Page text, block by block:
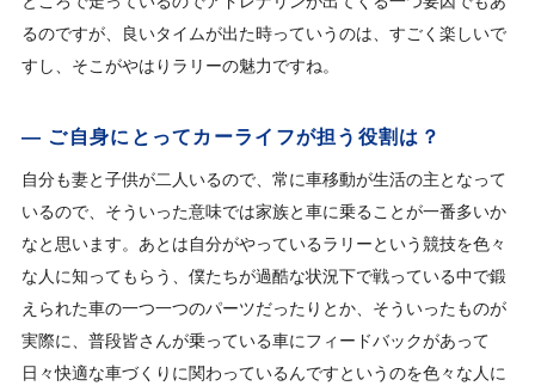
るのですが、良いタイムが出た時っていうのは、すごく楽しいで
すし、そこがやはりラリーの魅力ですね。
— ご自身にとってカーライフが担う役割は？
自分も妻と子供が二人いるので、常に車移動が生活の主となって
いるので、そういった意味では家族と車に乗ることが一番多いか
なと思います。あとは自分がやっているラリーという競技を色々
な人に知ってもらう、僕たちが過酷な状況下で戦っている中で鍛
えられた車の一つ一つのパーツだったりとか、そういったものが
実際に、普段皆さんが乗っている車にフィードバックがあって
日々快適な車づくりに関わっているんですというのを色々な人に